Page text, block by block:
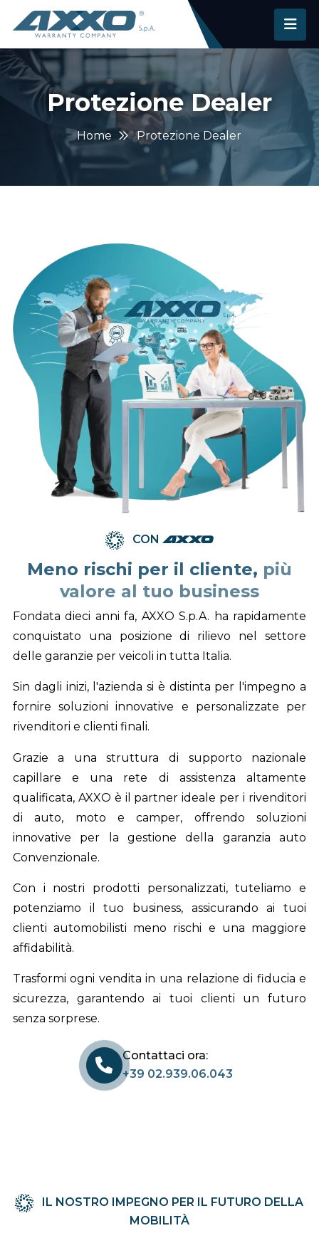
Protezione Dealer
Home Protezione Dealer
CONaxxo
Meno rischi per il cliente, più
valore al tuo business
Fondata dieci anni fa, AXXO S.p.A. ha rapidamente
conquistato una posizione di rilievo nel settore
delle garanzie per veicoli in tutta Italia.
Sin dagli inizi, l'azienda si è distinta per l'impegno a
fornire soluzioni innovative e personalizzate per
rivenditori e clienti finali.
Grazie a una struttura di supporto nazionale
capillare e una rete di assistenza altamente
qualificata, AXXO è il partner ideale per i rivenditori
di auto, moto e camper, offrendo soluzioni
innovative per la gestione della garanzia auto
Convenzionale.
Con i nostri prodotti personalizzati, tuteliamo e
potenziamo il tuo business, assicurando ai tuoi
clienti automobilisti meno rischi e una maggiore
affidabilità.
Trasformi ogni vendita in una relazione di fiducia e
sicurezza, garantendo ai tuoi clienti un futuro
senza sorprese.
Contattaci ora:
+39 02.939.06.043
IL NOSTRO IMPEGNO PER IL FUTURO DELLA
MOBILITÀ